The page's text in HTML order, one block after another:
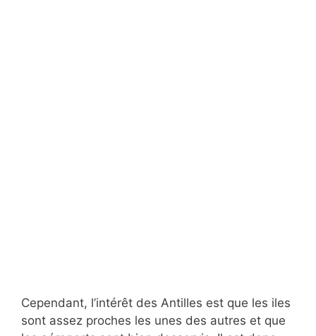
Cependant, l’intérêt des Antilles est que les iles
sont assez proches les unes des autres et que